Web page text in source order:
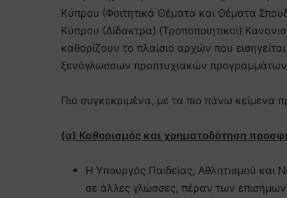
Κύπρου (Φοιτητικά Θέματα και Θέματα
Κύπρου (Δίδακτρα) (Τροποποιητικοί)
καθορίζουν το πλαίσιο αρχών που
ξενόγλωσσων προπτυχιακών
Πιο συγκεκριμένα, με τα πιο πάνω κείμενα
(α) Καθορισμός και χρηματοδότηση
Η Υπουργός Παιδείας, Αθλητισμού
σε άλλες γλώσσες, πέραν των